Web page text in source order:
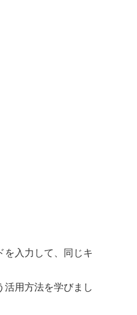
入力して、同じキ
用方法を学びまし